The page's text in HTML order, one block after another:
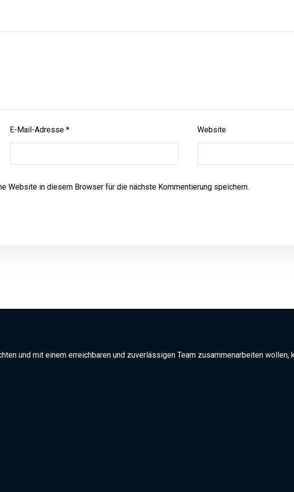
E-Mail-Adresse* Website
Website in diesem Browser für die nächste Kommentierung speichern.
und mit einem erreichbaren und zuverlässigen Team zusammenarbeiten wollen,